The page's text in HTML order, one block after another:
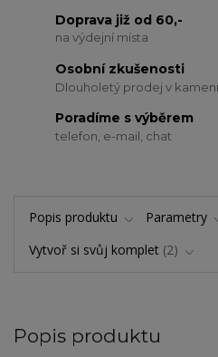
Doprava již od 60,-
na výdejní místa
Osobní zkušenosti
Dlouholetý prodej v
Poradíme s výběrem
telefon, e-mail, chat
Popis produktu Parametry
Vytvoř si svůj komplet 2
Popis produktu